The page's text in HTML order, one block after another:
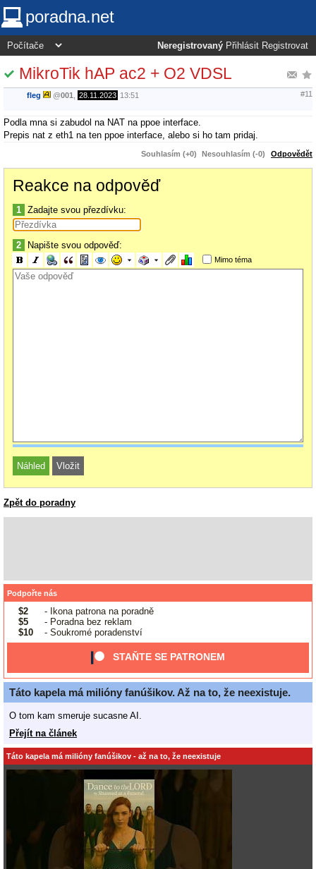
poradna.net
Neregistrovaný Přihlásit Registrovat
MikroTik hAP ac2 + O2 VDSL
fleg @001 28.11.2023 13:51 #11
Podla mna si zabudol na NAT na ppoe interface.
Prepis nat z eth1 na ten ppoe interface, alebo si ho tam pridaj.
Souhlasím (+0) Nesouhlasím (-0) Odpovědět
Reakce na odpověď
1 Zadajte svou přezdívku:
2 Napište svou odpověď:
Mimo téma
Zpět do poradny
Podpořte nás
$2
- Ikona patrona na poradně
$5
- Poradna bez reklam
$10
- Soukromé poradenství
STAŇTE SE PATRONEM
Táto kapela má milióny fanúšikov. Až na to, že neexistuje.
O tom kam smeruje sucasne AI.
Přejít na článek
Táto kapela má milióny fanúšikov - až na to, že neexistuje